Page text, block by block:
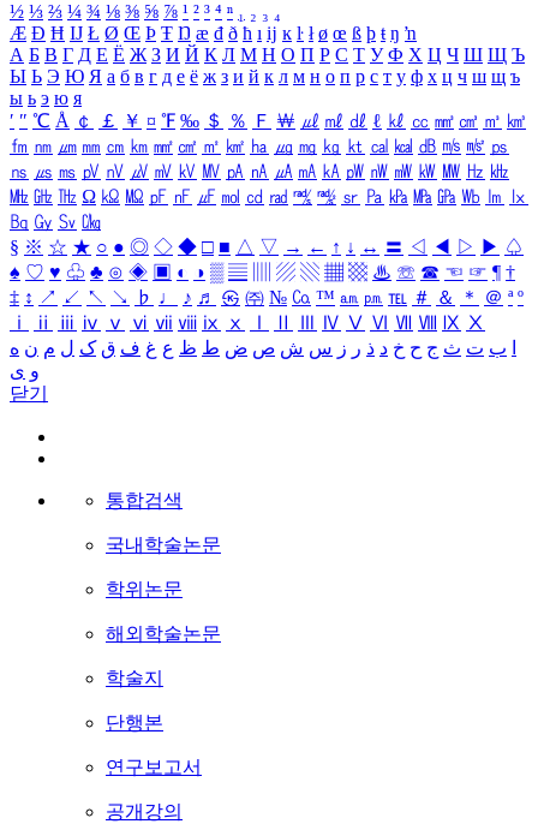
½ ⅓ ⅔ ¼ ¾ ⅛ ⅜ ⅝ ⅞ ¹ ² ³ ⁴ ⁿ ₁ ₂ ₃ ₄
Æ Ð Ħ Ĳ Ł Ø Œ Þ Ŧ Ŋ æ đ ð ħ ı ĳ ĸ ŀ ł ø œ ß þ ŧ ŋ ŉ
А Б В Г Д Е Ё Ж З И Й К Л М Н О П Р С Т У Ф Х Ц Ч Ш Щ Ъ
Ы Ь Э Ю Я а б в г д е ё ж з и й к л м н о п р с т у ф х ц ч ш щ ъ
ы ь э ю я
′ ″ ℃ Å ￠ ￡ ￥ ¤ ℉ ‰ ＄ ％ Ｆ ￦ ㎕ ㎖ ㎗ ℓ ㎘ ㏄ ㎣ ㎤ ㎥ ㎦
㎙ ㎚ ㎛ ㎜ ㎝ ㎞ ㎟ ㎠ ㎡ ㎢ ㏊ ㎍ ㎎ ㎏ ㏏ ㎈ ㎉ ㏈ ㎧ ㎨ ㎰
㎱ ㎲ ㎳ ㎴ ㎵ ㎶ ㎷ ㎸ ㎹ ㎀ ㎁ ㎂ ㎃ ㎄ ㎺ ㎻ ㎽ ㎾ ㎿ ㎐ ㎑
㎒ ㎓ ㎔ Ω ㏀ ㏁ ㎊ ㎋ ㎌ ㏖ ㏅ ㎭ ㎮ ㎯ ㏛ ㎩ ㎪ ㎫ ㎬ ㏝ ㏐
㏓
㏃ ㏉ ㏜ ㏆
§ ※ ☆ ★ ○ ● ◎ ◇ ◆ □ ■ △ ▽ → ← ↑ ↓ ↔ 〓 ◁ ◀ ▷ ▶ ♤
♠ ♡ ♥ ♧ ♣ ⊙ ◈ ▣ ◐ ◑ ▒ ▤ ▨ ▧ ▦ ▩ ♨ ☏ ☎ ☜ ☞ ¶ †
‡ ↕ ↗ ↙ ↖ ↘ ♭ ♩ ♪ ♬ ㉿ ㈜ № ㏇ ™ ㏂ ㏘ ℡ ＃ ＆ ＊ ＠ ª º
ⅰ
ⅱ ⅲ ⅳ ⅴ ⅵ ⅶ ⅷ ⅸ ⅹ Ⅳ Ⅴ Ⅵ Ⅶ Ⅷ Ⅸ Ⅹ
ب ت ث ج ح خ د ذ ر ز س ش ص ض ط ظ ع غ ف ق ک ل م ن ه
و ی
닫기
통합검색
국내학술논문
학위논문
해외학술논문
학술지
단행본
연구보고서
공개강의